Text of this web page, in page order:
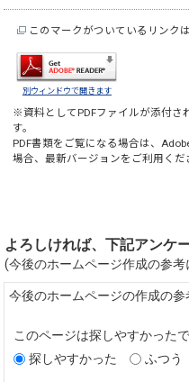
このマークがついているリンク
別ウィンドウで開きます
※資料としてPDFファイルが添付さ
す。
PDF書類をご覧になる場合は、
場合、最新バージョンをご利用くだ